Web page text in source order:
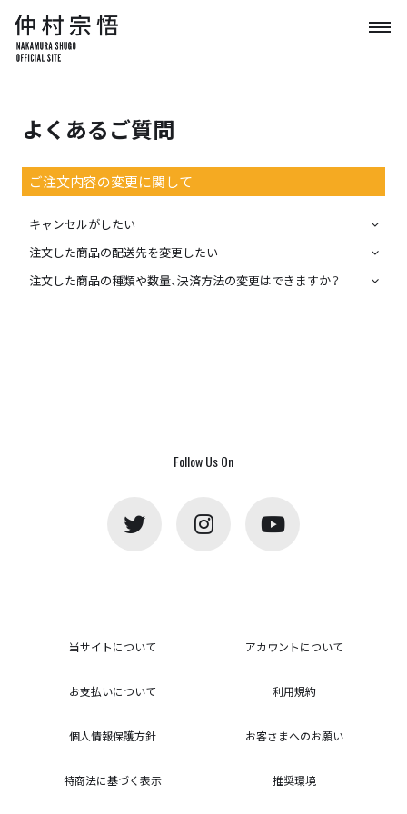
よくあるご質問
ご注文内容の変更に関して
キャンセルがしたい
注文した商品の配送先を変更したい
注文した商品の種類や数量、決済方法の変更はできますか？
Follow Us On
当サイトについて アカウントについて
お支払いについて 利用規約
個人情報保護方針 お客さまへのお願い
特商法に基づく表示 推奨環境